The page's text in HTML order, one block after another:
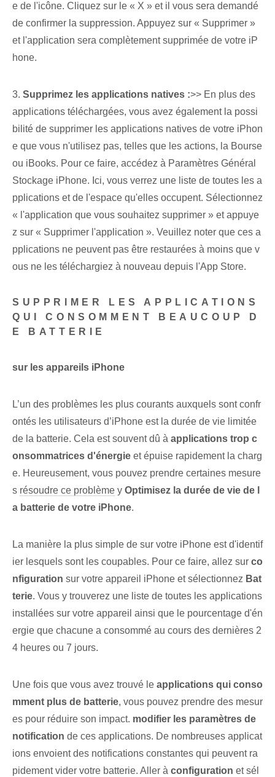
e de l'icône. Cliquez sur le « X » et il vous sera demandé
de confirmer la suppression. Appuyez sur « Supprimer »
et l'application sera complètement supprimée de votre iP
hone.
3. Supprimez les applications natives :>> En plus des
applications téléchargées, vous avez également la possi
bilité de supprimer les applications natives de votre iPhon
e que vous n'utilisez pas, telles que les actions, la Bourse
ou iBooks. Pour ce faire, accédez à Paramètres Général
Stockage iPhone. Ici, vous verrez une liste de toutes les a
pplications et de l'espace qu'elles occupent. Sélectionnez
« l'application que vous souhaitez supprimer » et appuye
z sur « Supprimer l'application ».⁣ Veuillez noter que ces ⁢a
pplications ne peuvent pas être restaurées à moins que v
ous ne les téléchargiez à nouveau depuis l'App‍ Store.
SUPPRIMER LES APPLICATIONS
QUI CONSOMMENT BEAUCOUP D
E BATTERIE
sur les appareils iPhone
L’un des problèmes les plus courants auxquels sont confr
ontés les utilisateurs d’iPhone est la durée de vie limitée
de la batterie. Cela est souvent dû à applications trop c
onsommatrices d'énergie et épuise rapidement la charg
e. ‌Heureusement, vous pouvez prendre certaines mesure
s‍ résoudre ce problème y Optimisez la durée de vie de l
a batterie de votre iPhone.
La manière la plus simple de sur votre iPhone est d'identif
ier⁢ lesquels sont les coupables. Pour ce faire, ⁤allez sur⁢ co
nfiguration sur votre appareil iPhone et sélectionnez Bat
terie. Vous y trouverez une liste de toutes les applications
installées sur votre appareil ainsi que le pourcentage d'én
ergie que chacune a consommé au cours des dernières 2
4 heures ou 7 jours.
Une fois que vous avez trouvé le applications⁢ qui conso
mment plus de batterie, vous pouvez prendre des mesur
es pour réduire son impact. modifier les paramètres de
notification de ces applications.⁣ De nombreuses applicat
ions envoient des notifications constantes⁤ qui peuvent ra
pidement vider votre batterie. Aller à configuration ‌et sél